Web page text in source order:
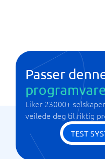
Passer
Liker 23000+
veilede deg til riktig
TEST